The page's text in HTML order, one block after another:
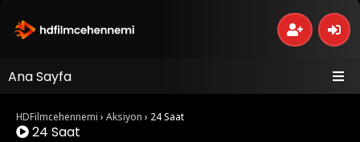
Ana Sayfa
HDFilmcehennemi › Aksiyon › 24 Saat
24 Saat